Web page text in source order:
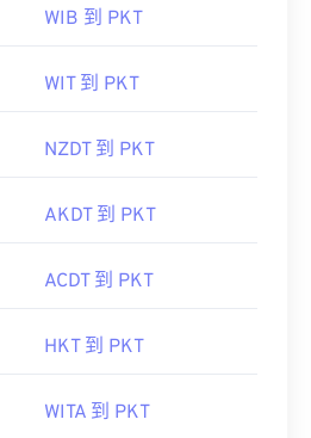
WIB 到 PKT
WIT 到 PKT
NZDT 到 PKT
AKDT 到 PKT
ACDT 到 PKT
HKT 到 PKT
WITA 到 PKT